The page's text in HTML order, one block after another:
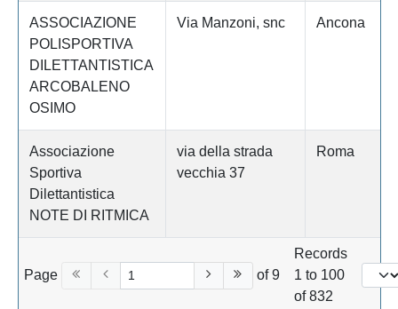
ASSOCIAZIONE
POLISPORTIVA
DILETTANTISTICA
ARCOBALENO
OSIMO
Via Manzoni, snc Ancona
Associazione
Sportiva
Dilettantistica
NOTE DI RITMICA
via della strada
vecchia 37
Roma
Page of 9
Records
1 to 100
of 832